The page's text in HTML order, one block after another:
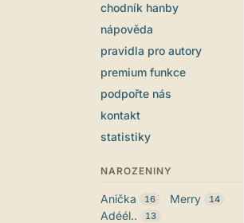
chodník hanby
nápověda
pravidla pro autory
premium funkce
podpořte nás
kontakt
statistiky
NAROZENINY
Anička 16 Merry 14
Adéél.. 13